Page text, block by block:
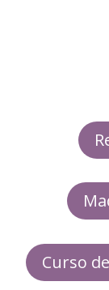
Curso